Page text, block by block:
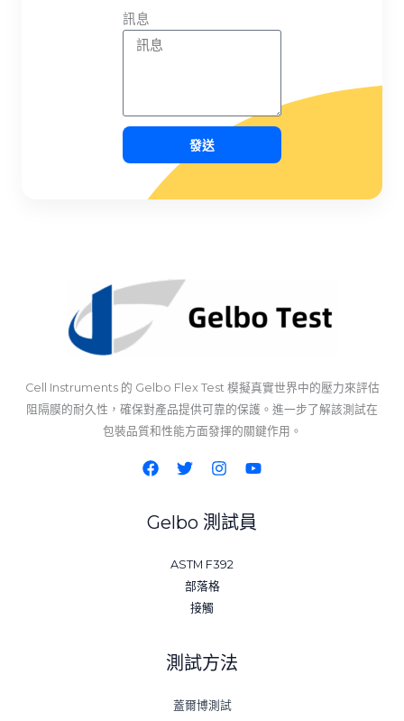
訊息
發送
Cell Instruments 的 Gelbo Flex Test 模擬真實世界中的壓力來評估
阻隔膜的耐久性，確保對產品提供可靠的保護。進一步了解該測試在
包裝品質和性能方面發揮的關鍵作用。
Gelbo 測試員
ASTM F392
部落格
接觸
測試方法
蓋爾博測試